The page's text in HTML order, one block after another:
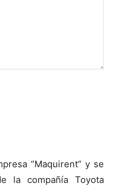
“Maquirent” y se
la compañía Toyota